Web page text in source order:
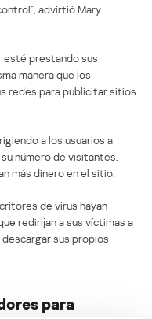
advirtió Mary
esté prestando sus
manera que los
redes para publicitar sitios
a los usuarios a
número de visitantes,
más dinero en el sitio.
de virus hayan
redirijan a sus víctimas a
sus propios
para